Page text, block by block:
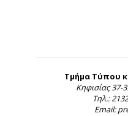
Τμήμα Τύπου
Κηφισίας 37-
Τηλ.:
Email: